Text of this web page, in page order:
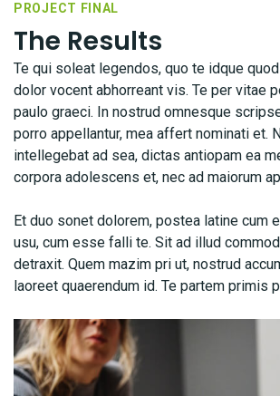
PROJECT FINAL
The Results
Te qui soleat legendos, quo te idque
dolor vocent abhorreant vis. Te per vitae
paulo graeci. In nostrud omnesque
porro appellantur, mea affert nominati et.
intellegebat ad sea, dictas antiopam ea
corpora adolescens et, nec ad maiorum
Et duo sonet dolorem, postea latine cum
usu, cum esse falli te. Sit ad illud
detraxit. Quem mazim pri ut, nostrud
laoreet quaerendum id. Te partem primis